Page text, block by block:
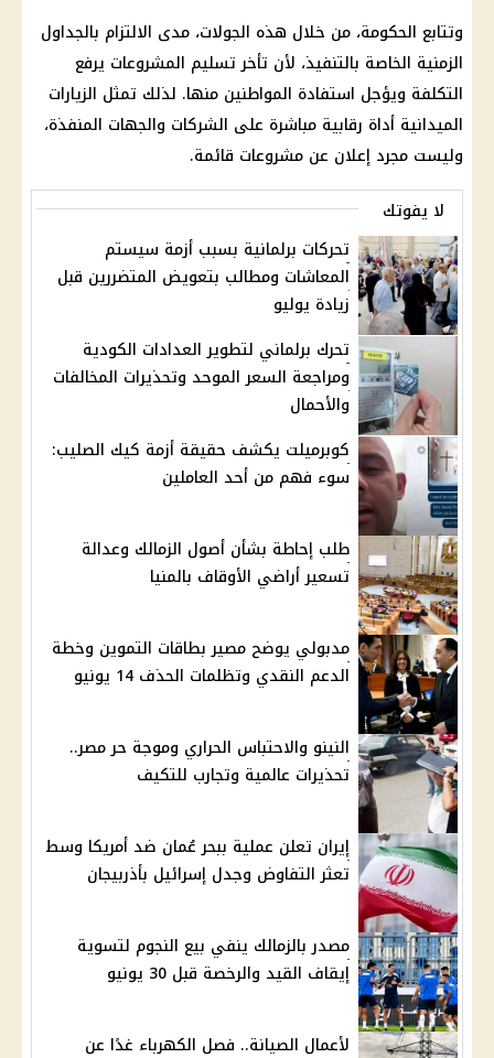
وتتابع الحكومة، من خلال هذه الجولات، مدى الالتزام بالجداول
الزمنية الخاصة بالتنفيذ، لأن تأخر تسليم المشروعات يرفع
التكلفة ويؤجل استفادة المواطنين منها. لذلك تمثل الزيارات
الميدانية أداة رقابية مباشرة على الشركات والجهات المنفذة،
وليست مجرد إعلان عن مشروعات قائمة.
لا يفوتك
تحركات برلمانية بسبب أزمة سيستم
المعاشات ومطالب بتعويض المتضررين قبل
زيادة يوليو
تحرك برلماني لتطوير العدادات الكودية
ومراجعة السعر الموحد وتحذيرات المخالفات
والأحمال
كوبرميلت يكشف حقيقة أزمة كيك الصليب:
سوء فهم من أحد العاملين
طلب إحاطة بشأن أصول الزمالك وعدالة
تسعير أراضي الأوقاف بالمنيا
مدبولي يوضح مصير بطاقات التموين وخطة
الدعم النقدي وتظلمات الحذف 14 يونيو
النينو والاحتباس الحراري وموجة حر مصر..
تحذيرات عالمية وتجارب للتكيف
إيران تعلن عملية ببحر عُمان ضد أمريكا وسط
تعثر التفاوض وجدل إسرائيل بأذربيجان
مصدر بالزمالك ينفي بيع النجوم لتسوية
إيقاف القيد والرخصة قبل 30 يونيو
لأعمال الصيانة.. فصل الكهرباء غدًا عن